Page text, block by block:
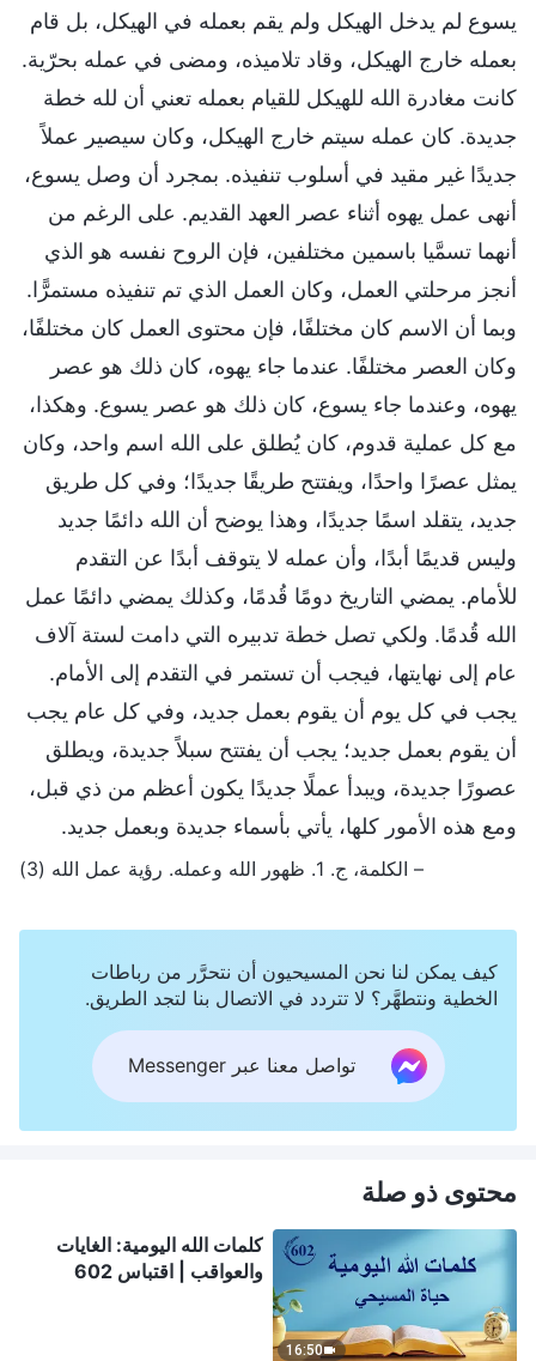
يسوع لم يدخل الهيكل ولم يقم بعمله في الهيكل، بل قام
بعمله خارج الهيكل، وقاد تلاميذه، ومضى في عمله بحرّية.
كانت مغادرة الله للهيكل للقيام بعمله تعني أن لله خطة
جديدة. كان عمله سيتم خارج الهيكل، وكان سيصير عملاً
جديدًا غير مقيد في أسلوب تنفيذه. بمجرد أن وصل يسوع،
أنهى عمل يهوه أثناء عصر العهد القديم. على الرغم من
أنهما تسمَّيا باسمين مختلفين، فإن الروح نفسه هو الذي
أنجز مرحلتي العمل، وكان العمل الذي تم تنفيذه مستمرًّا.
وبما أن الاسم كان مختلفًا، فإن محتوى العمل كان مختلفًا،
وكان العصر مختلفًا. عندما جاء يهوه، كان ذلك هو عصر
يهوه، وعندما جاء يسوع، كان ذلك هو عصر يسوع. وهكذا،
مع كل عملية قدوم، كان يُطلق على الله اسم واحد، وكان
يمثل عصرًا واحدًا، ويفتتح طريقًا جديدًا؛ وفي كل طريق
جديد، يتقلد اسمًا جديدًا، وهذا يوضح أن الله دائمًا جديد
وليس قديمًا أبدًا، وأن عمله لا يتوقف أبدًا عن التقدم
للأمام. يمضي التاريخ دومًا قُدمًا، وكذلك يمضي دائمًا عمل
الله قُدمًا. ولكي تصل خطة تدبيره التي دامت لستة آلاف
عام إلى نهايتها، فيجب أن تستمر في التقدم إلى الأمام.
يجب في كل يوم أن يقوم بعمل جديد، وفي كل عام يجب
أن يقوم بعمل جديد؛ يجب أن يفتتح سبلاً جديدة، ويطلق
عصورًا جديدة، ويبدأ عملًا جديدًا يكون أعظم من ذي قبل،
ومع هذه الأمور كلها، يأتي بأسماء جديدة وبعمل جديد.
– الكلمة، ج. 1. ظهور الله وعمله. رؤية عمل الله (3)
كيف يمكن لنا نحن المسيحيون أن نتحرَّر من رباطات
الخطية ونتطهَّر؟ لا تتردد في الاتصال بنا لتجد الطريق.
تواصل معنا عبر Messenger
محتوى ذو صلة
16:50
كلمات الله اليومية: الغايات
والعواقب | اقتباس 602